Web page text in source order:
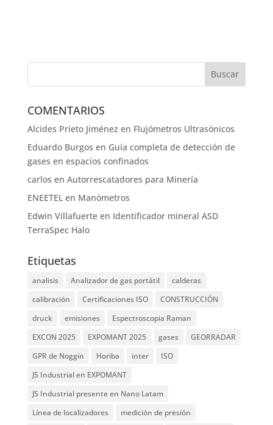
COMENTARIOS
Alcides Prieto Jiménez en Flujómetros Ultrasónicos
Eduardo Burgos en Guía completa de detección de
gases en espacios confinados
carlos en Autorrescatadores para Minería
ENEETELen Manómetros
Edwin Villafuerteen Identificador mineral ASD
TerraSpec Halo
Etiquetas
analisis Analizador de gas portátil
calderas
calibración
Certificaciones ISO
CONSTRUCCIÓN
druck
emisiones
Espectroscopia Raman
EXCON 2025
EXPOMANT 2025 gases
GEORRADAR
GPR de Noggin
Horiba inter
ISO
JS Industrial en EXPOMANT
JS Industrial presente en Nano Latam
Línea de localizadores
medición de presión